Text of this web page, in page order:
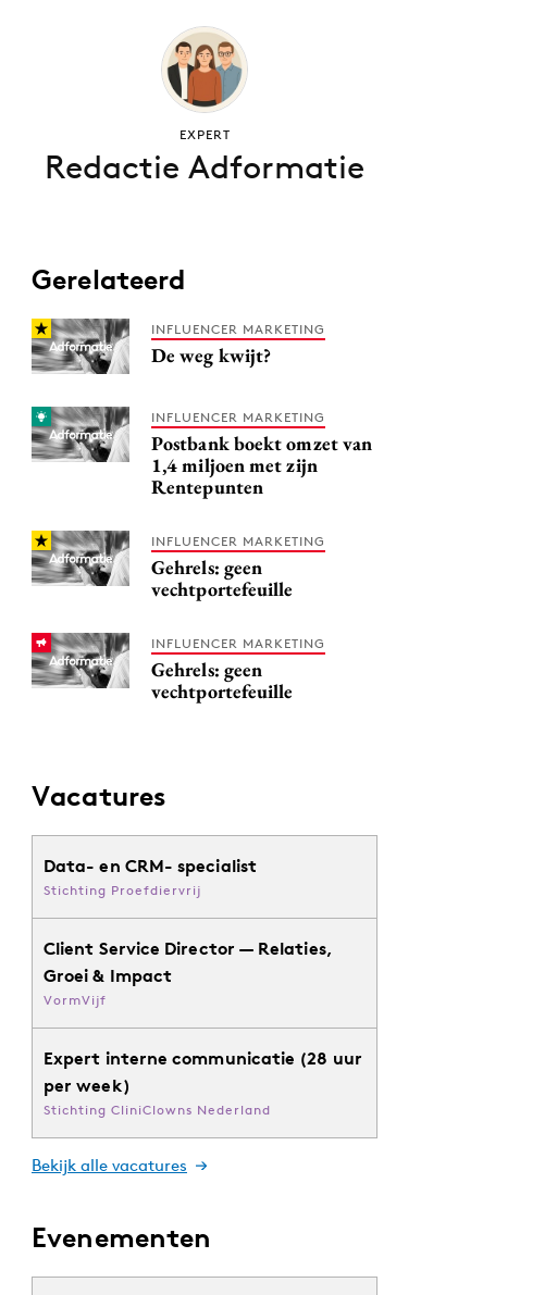
EXPERT
Redactie Adformatie
Gerelateerd
INFLUENCER MARKETING
De weg kwijt?
INFLUENCER MARKETING
Postbank boekt omzet van
1,4 miljoen met zijn
Rentepunten
INFLUENCER MARKETING
Gehrels: geen
vechtportefeuille
INFLUENCER MARKETING
Gehrels: geen
vechtportefeuille
Vacatures
Data- en CRM- specialist
Stichting Proefdiervrij
Client Service Director — Relaties,
Groei & Impact
VormVijf
Expert interne communicatie (28 uur
per week)
Stichting CliniClowns Nederland
Bekijk alle vacatures
Evenementen